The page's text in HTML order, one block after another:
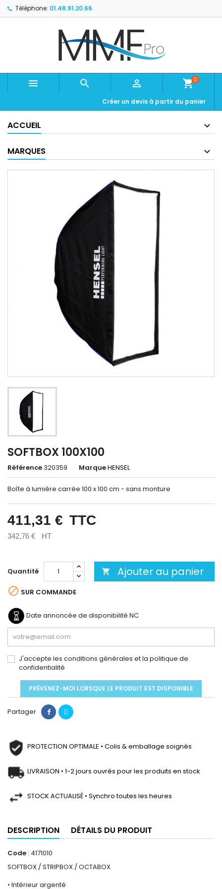
Téléphone: 01.48.91.20.66
   shopping_cart0
Créer un devis à partir du panier
ACCUEIL
MARQUES
SOFTBOX 100X100
Référence320359 MarqueHENSEL
Boîte à lumière carrée 100 x 100 cm - sans monture
411,31 € TTC
342,76 € HT
Quantité  Ajouter au panier
 SUR COMMANDE
Date annoncée de disponibilité NC
J'accepte les conditions générales et la politique de
confidentialité
PRÉVENEZ-MOI LORSQUE LE PRODUIT EST DISPONIBLE
Partager
PROTECTION OPTIMALE • Colis & emballage soignés
LIVRAISON • 1-2 jours ouvrés pour les produits en stock
STOCK ACTUALISÉ • Synchro toutes les heures
DESCRIPTION DÉTAILS DU PRODUIT
Code : 4171010
SOFTBOX / STRIPBOX / OCTABOX
• Intérieur argenté